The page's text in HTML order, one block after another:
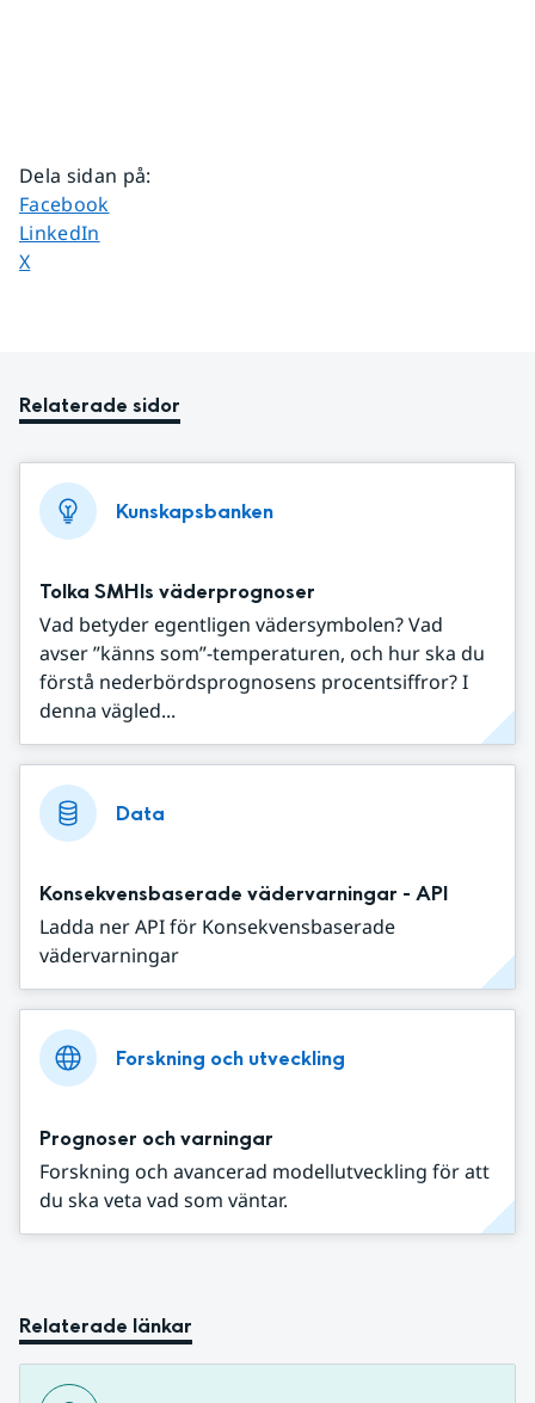
Dela sidan på:
Dela sidan på
Facebook
Dela sidan på
LinkedIn
Dela sidan på
X
Relaterade sidor
Kunskapsbanken
Tolka SMHIs väderprognoser
Vad betyder egentligen vädersymbolen? Vad
avser ”känns som”-temperaturen, och hur ska du
förstå nederbördsprognosens procentsiffror? I
denna vägled...
Data
Konsekvensbaserade vädervarningar - API
Ladda ner API för Konsekvensbaserade
vädervarningar
Forskning och utveckling
Prognoser och varningar
Forskning och avancerad modellutveckling för att
du ska veta vad som väntar.
Relaterade länkar